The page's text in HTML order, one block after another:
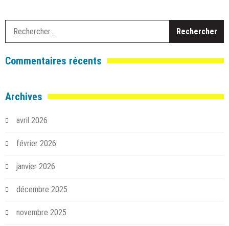
Commentaires récents
Archives
avril 2026
février 2026
janvier 2026
décembre 2025
novembre 2025